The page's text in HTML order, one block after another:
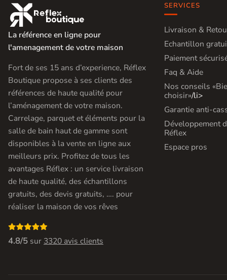
échantillons
gratuits

La référence en ligne pour
l'amenagement de votre maison
Fort de ses 15 ans d’experience, Réflex
Boutique propose à ses clients des
références de haute qualité pour
l’aménagement de votre maison.
Carrelage, parquet et éléments pour la
salle de bain haut de gamme sont
disponibles à la vente en ligne aux
meilleurs prix. Profitez de tous les
avantages Réflex : un service livraison
de haute qualité, des échantillons
gratuits, des devis gratuits, …. pour
réaliser la maison de vos rêves

4.8/5 sur 3320 avis clients
SERVICES
Livraison &
Echantillon
Paiement
Faq & Aide
Nos conseils
choisir»/li>
Garantie anti-
Développement
Réflex
Espace pros